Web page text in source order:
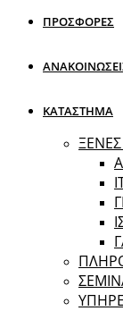
ΠΡΟΣΦΟΡΕΣ
ΚΑΤΑΣΤΗΜΑ